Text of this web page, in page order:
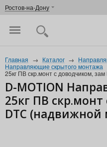
Ростов-на-Дону
Главная → Каталог →
Направляющие скрытого монтажа
25кг ПВ скр.монт с доводчиком,
D-MOTION
25кг ПВ
DTC (надвижной